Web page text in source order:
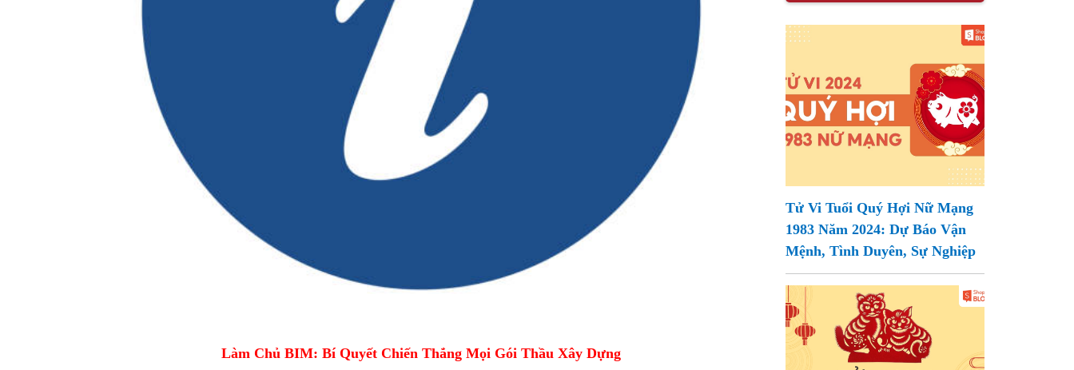
Làm Chủ BIM: Bí Quyết Chiến Thắng Mọi Gói Thầu Xây Dựng
Tử Vi Tuổi Quý Hợi Nữ Mạng
1983 Năm 2024: Dự Báo Vận
Mệnh, Tình Duyên, Sự Nghiệp